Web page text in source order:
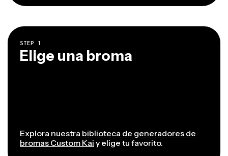
STEP 1
Elige una broma
Explora nuestra biblioteca de generadores de
bromas Custom Kai y elige tu favorito.